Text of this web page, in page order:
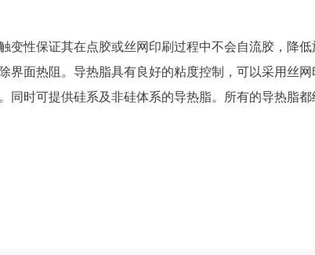
变性保证其在点胶或丝网印刷过程中不会自流胶，降
界面热阻。导热脂具有良好的粘度控制，可以采用丝
同时可提供硅系及非硅体系的导热脂。所有的导热脂